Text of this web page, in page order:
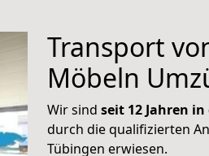
Transport
Möbeln
Wir sind seit 12 Jahren
durch die qualifizierten
Tübingen erwiesen.